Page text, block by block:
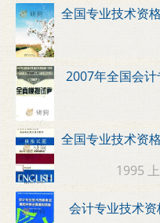
全国专业技术资
2007年全国会
全国专业技术资
1995
会计专业技术